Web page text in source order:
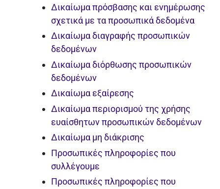
Δικαίωμα πρόσβασης και ενημέρωσης
σχετικά με τα προσωπικά δεδομένα
Δικαίωμα διαγραφής προσωπικών
δεδομένων
Δικαίωμα διόρθωσης προσωπικών
δεδομένων
Δικαίωμα εξαίρεσης
Δικαίωμα περιορισμού της χρήσης
ευαίσθητων προσωπικών δεδομένων
Δικαίωμα μη διάκρισης
Προσωπικές πληροφορίες που
συλλέγουμε
Προσωπικές πληροφορίες που